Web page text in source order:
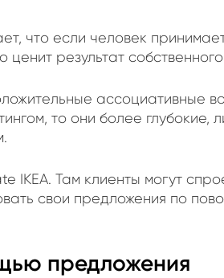
что если человек
результат
ассоциативные
то они более глубокие,
IKEA. Там клиенты могут
свои предложения по
предложения